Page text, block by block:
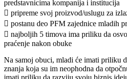
predstavnicima kompanija i institucija
 pripreme svoj proizvod/uslugu za
 postanu deo PFM zajednice mladih
 najboljih 5 timova ima priliku da
praćenje nakon obuke
Na samoj obuci, mladi će imati priliku
znanja koja su im neophodna da